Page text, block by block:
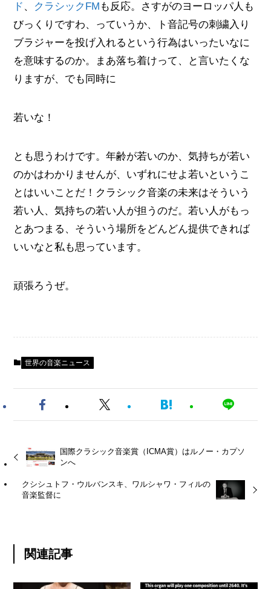
ド 、 クラシックFM も反応。さすがのヨーロッパ人も
びっくりですわ、っていうか、ト音記号の刺繍入り
ブラジャーを投げ入れるという行為はいったいなに
を意味するのか。まあ落ち着けって、と言いたくな
りますが、でも同時に
若いな！
とも思うわけです。年齢が若いのか、気持ちが若い
のかはわかりませんが、いずれにせよ若いというこ
とはいいことだ！クラシック音楽の未来はそういう
若い人、気持ちの若い人が担うのだ。若い人がもっ
とあつまる、そういう場所をどんどん提供できれば
いいなと私も思っています。
頑張ろうぜ。
世界の音楽ニュース
国際クラシック音楽賞（ICMA賞）はルノー・カプソ
ンへ
クシシュトフ・ウルバンスキ、ワルシャワ・フィルの
音楽監督に
関連記事